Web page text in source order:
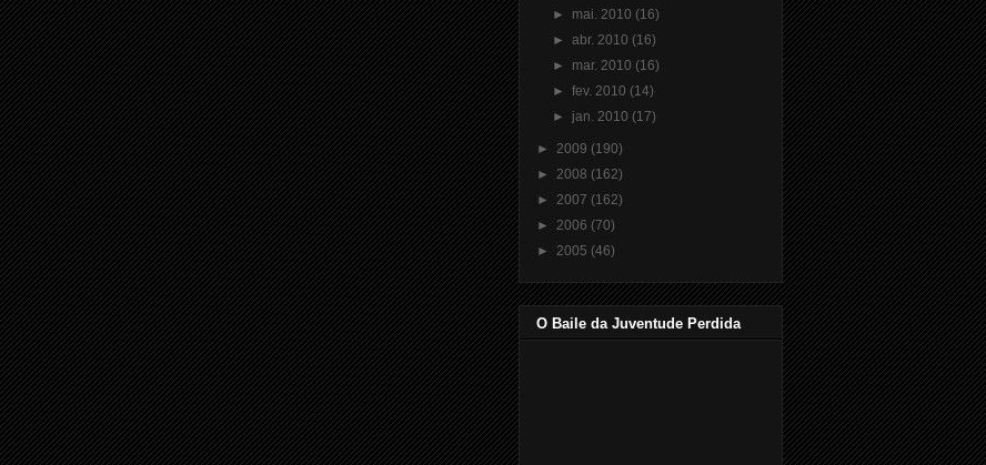
► mai. 2010 (16)
►abr. 2010 (16)
► mar. 2010 (16)
►fev. 2010 (14)
► jan. 2010 (17)
► 2009 (190)
► 2008 (162)
► 2007 (162)
► 2006 (70)
► 2005 (46)
O Baile da Juventude Perdida